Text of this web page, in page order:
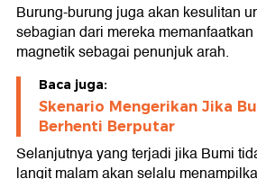
Burung-burung juga akan kesulitan
sebagian dari mereka
magnetik sebagai penunjuk arah.
Baca juga:
Skenario Mengerikan Jika
Berhenti Berputar
Selanjutnya yang terjadi jika Bumi
langit malam akan selalu